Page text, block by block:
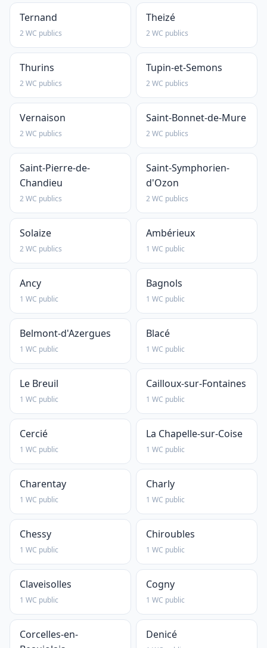
Ternand
2 WC publics
Theizé
2 WC publics
Thurins
2 WC publics
Tupin-et-Semons
2 WC publics
Vernaison
2 WC publics
Saint-Bonnet-de-Mure
2 WC publics
Saint-Pierre-de-
Chandieu
2 WC publics
Saint-Symphorien-
d'Ozon
2 WC publics
Solaize
2 WC publics
Ambérieux
1 WC public
Ancy
1 WC public
Bagnols
1 WC public
Belmont-d'Azergues
1 WC public
Blacé
1 WC public
Le Breuil
1 WC public
Cailloux-sur-Fontaines
1 WC public
Cercié
1 WC public
La Chapelle-sur-Coise
1 WC public
Charentay
1 WC public
Charly
1 WC public
Chessy
1 WC public
Chiroubles
1 WC public
Claveisolles
1 WC public
Cogny
1 WC public
Corcelles-en-
Denicé